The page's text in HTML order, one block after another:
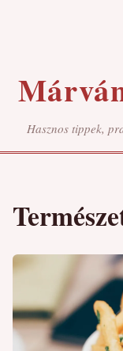
Hasznos tippek,